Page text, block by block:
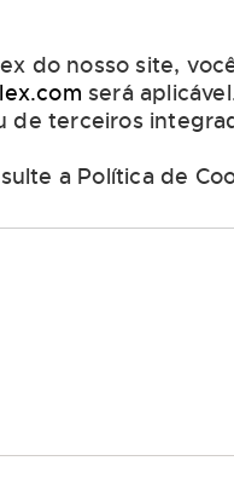
do nosso site,
será
de terceiros
a Política de